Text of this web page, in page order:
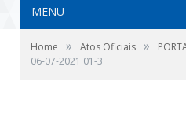
MENU
Home » Atos Oficiais »
06-07-2021 01-3